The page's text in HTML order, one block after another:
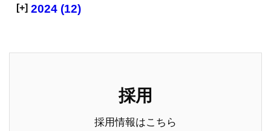
[+] 2024 (12)
採用
採用情報はこちら